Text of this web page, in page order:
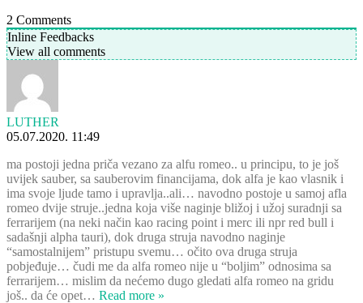
2 Comments
Inline Feedbacks
View all comments
LUTHER
05.07.2020. 11:49
ma postoji jedna priča vezano za alfu romeo.. u principu, to je još
uvijek sauber, sa sauberovim financijama, dok alfa je kao vlasnik i
ima svoje ljude tamo i upravlja..ali… navodno postoje u samoj afla
romeo dvije struje..jedna koja više naginje bližoj i užoj suradnji sa
ferrarijem (na neki način kao racing point i merc ili npr red bull i
sadašnji alpha tauri), dok druga struja navodno naginje
“samostalnijem” pristupu svemu… očito ova druga struja
pobjeđuje… čudi me da alfa romeo nije u “boljim” odnosima sa
ferrarijem… mislim da nećemo dugo gledati alfa romeo na gridu
još.. da će opet… Read more »